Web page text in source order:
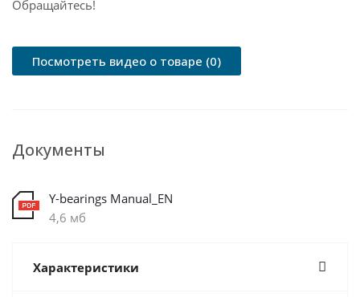
Обращайтесь!
Посмотреть видео о товаре (0)
Документы
Y-bearings Manual_EN
4,6 мб
Характеристики